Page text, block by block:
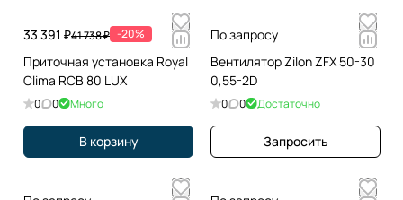
33 391 ₽41 738 ₽ -20%
Приточная установка Royal
Clima RCB 80 LUX
0 0 Много
В корзину
По запросу
Вентилятор Zilon ZFX 50-30
0,55-2D
0 0 Достаточно
Запросить